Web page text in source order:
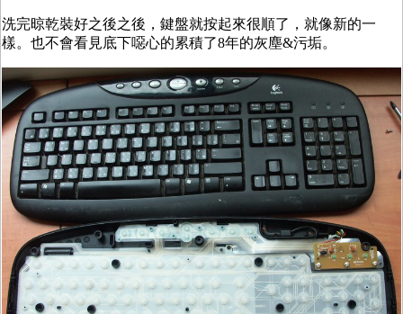
洗完晾乾裝好之後之後，鍵盤就按起來很順了，就像新的一
樣。也不會看見底下噁心的累積了8年的灰塵&污垢。